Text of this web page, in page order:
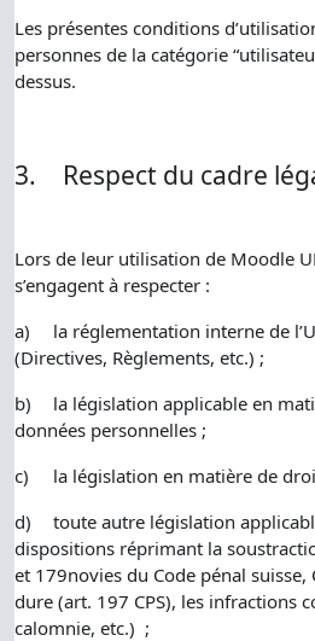
Les présentes conditions
personnes de la catégorie
dessus.
3. Respect du cadre
Lors de leur utilisation de Moodle
s’engagent à respecter :
a)
la réglementation interne de
(Directives, Règlements, etc.) ;
b)
la législation applicable en
données personnelles ;
c)
la législation en matière de
d)
toute autre législation
dispositions réprimant la
et 179novies du Code pénal suisse,
dure (art. 197 CPS), les infractions
calomnie, etc.) ;